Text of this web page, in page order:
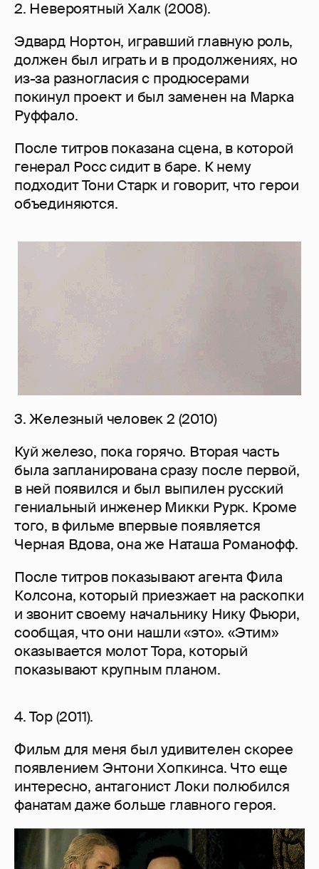
2. Невероятный Халк (2008).
Эдвард Нортон, игравший главную роль,
должен был играть и в продолжениях, но
из-за разногласия с продюсерами
покинул проект и был заменен на Марка
Руффало.
После титров показана сцена, в которой
генерал Росс сидит в баре. К нему
подходит Тони Старк и говорит, что герои
объединяются.
3. Железный человек 2 (2010)
Куй железо, пока горячо. Вторая часть
была запланирована сразу после первой,
в ней появился и был выпилен русский
гениальный инженер Микки Рурк. Кроме
того, в фильме впервые появляется
Черная Вдова, она же Наташа Романофф.
После титров показывают агента Фила
Колсона, который приезжает на раскопки
и звонит своему начальнику Нику Фьюри,
сообщая, что они нашли «это». «Этим»
оказывается молот Тора, который
показывают крупным планом.
4. Тор (2011).
Фильм для меня был удивителен скорее
появлением Энтони Хопкинса. Что еще
интересно, антагонист Локи полюбился
фанатам даже больше главного героя.